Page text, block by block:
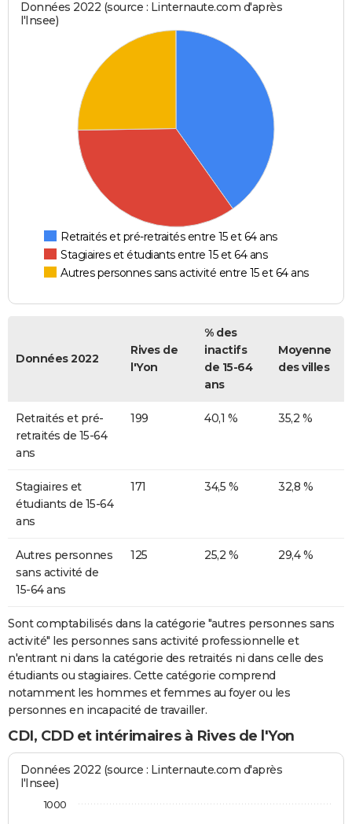
Données 2022 (source : Linternaute.com d'après
l'Insee)
Retraités et pré-retraités entre 15 et 64 ans
Stagiaires et étudiants entre 15 et 64 ans
Autres personnes sans activité entre 15 et 64 ans
Données 2022
Rives de
l'Yon
% des
inactifs
de 15-64
ans
Moyenne
des villes
Retraités et pré-
retraités de 15-64
ans
199 40,1 % 35,2 %
Stagiaires et
étudiants de 15-64
ans
171 34,5 % 32,8 %
Autres personnes
sans activité de
15-64 ans
125 25,2 % 29,4 %
Sont comptabilisés dans la catégorie "autres personnes sans
activité" les personnes sans activité professionnelle et
n'entrant ni dans la catégorie des retraités ni dans celle des
étudiants ou stagiaires. Cette catégorie comprend
notamment les hommes et femmes au foyer ou les
personnes en incapacité de travailler.
CDI, CDD et intérimaires à Rives de l'Yon
Données 2022 (source : Linternaute.com d'après
l'Insee)
1000